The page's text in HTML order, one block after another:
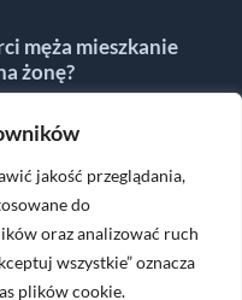
jakość przeglądania,
do
oraz analizować ruch
wszystkie” oznacza
plików cookie.
męża mieszkanie
żonę?
budowę garażu -
wniosek
na